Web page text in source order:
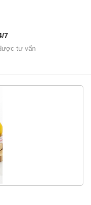
7
tư vấn